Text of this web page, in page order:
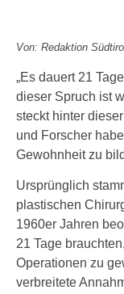
Von: Redaktion
„Es dauert 21
dieser Spruch ist
steckt hinter
und Forscher
Gewohnheit zu
Ursprünglich
plastischen
1960er Jahren
21 Tage
Operationen zu
verbreitete